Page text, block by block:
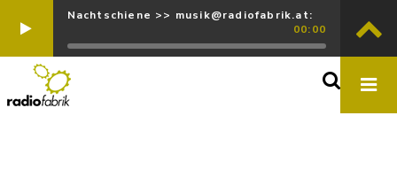
Nachtschiene >> musik@radiofabrik.at:
00:00